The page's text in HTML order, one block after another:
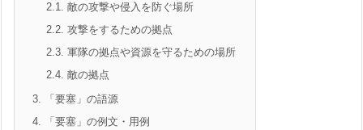
2.1. 敵の攻撃や侵入を防ぐ場所
2.2. 攻撃をするための拠点
2.3. 軍隊の拠点や資源を守るための場所
2.4. 敵の拠点
3. 「要塞」の語源
4. 「要塞」の例文・用例